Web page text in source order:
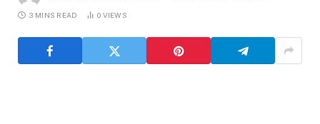
3 MINS READ 0 VIEWS